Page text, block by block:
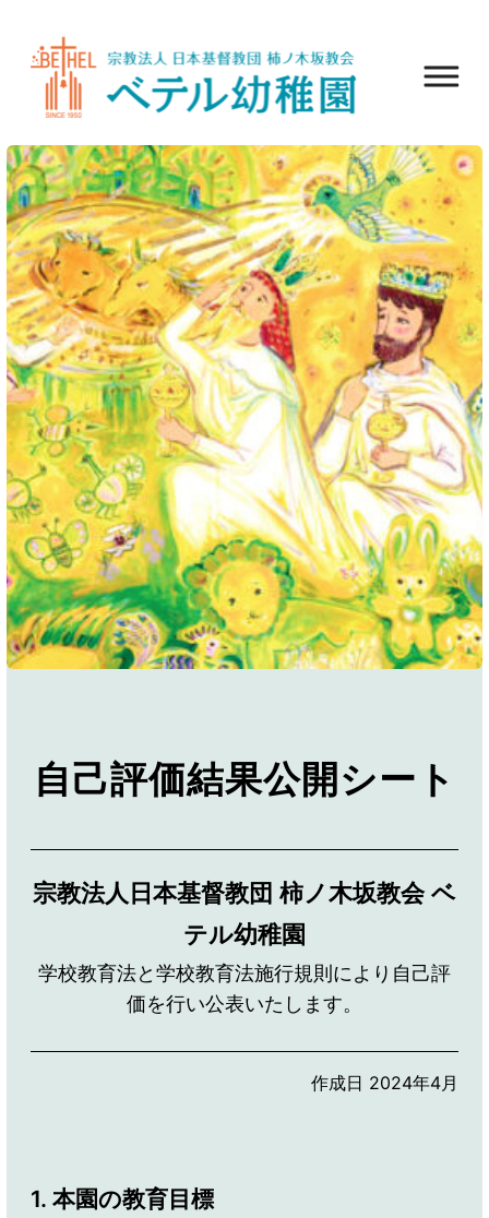
自己評価結果公開シート
宗教法人日本基督教団 柿ノ木坂教会 ベ
テル幼稚園
学校教育法と学校教育法施行規則により自己評
価を行い公表いたします。
作成日 2024年4月
1. 本園の教育目標